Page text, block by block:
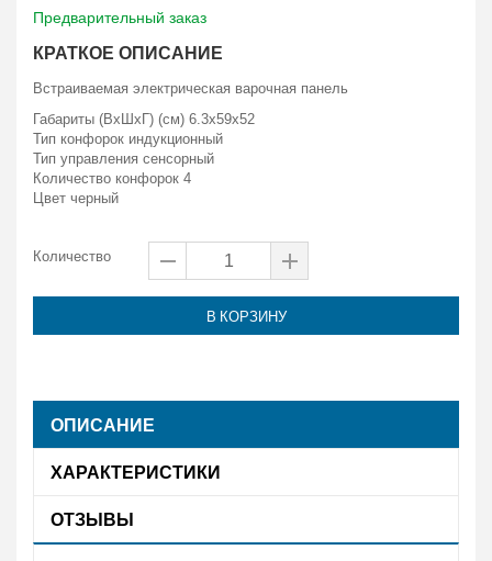
Предварительный заказ
КРАТКОЕ ОПИСАНИЕ
Встраиваемая электрическая варочная панель
Габариты (ВxШxГ) (см) 6.3x59x52
Тип конфорок индукционный
Тип управления сенсорный
Количество конфорок 4
Цвет черный
Количество
В КОРЗИНУ
ОПИСАНИЕ
ХАРАКТЕРИСТИКИ
ОТЗЫВЫ